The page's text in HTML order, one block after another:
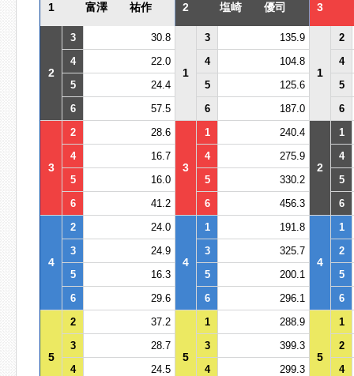
1 富澤 祐作 2 塩崎 優司 3
2
3 30.8
1
3 135.9
1
2
4
22.0 4 104.8
4
5
24.4 5 125.6
5
6
57.5 6 187.0 6
3
2 28.6
3
1 240.4
2
1
4
16.7 4 275.9
4
5
16.0 5 330.2
5
6
41.2 6 456.3 6
4
2 24.0
4
1 191.8
4
1
3
24.9 3 325.7
2
5
16.3 5 200.1
5
6
29.6 6 296.1 6
5
2 37.2
5
1 288.9
5
1
3
28.7 3 399.3
2
4
24.5 4 299.3
4